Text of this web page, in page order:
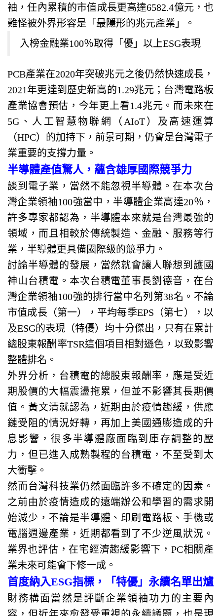
袖，任內累積的市值成長更高達6582.4億元，也
難怪被外界形容是「最隱形的兆元產業」。
入榜金融業100％取得「優」以上ESG表現
PCB產業在2020年突破兆元之後仍然快速成長，
2021年更達到歷史新高的1.29兆元；台灣電路板
產業協會預估，今年更上看1.4兆元。而未來在
5G、人工智慧物聯網（AIoT）及高速運算
（HPC）的加持下，前景可期，仍會是台灣電子
業重要的支撐力量。
半導體產值驚人，蘊含雄厚國際競爭力
談到電子業，當然不能忽視半導體。在本次台
灣企業領袖100強當中，半導體企業高達20％，
許多專家都認為，半導體本來就是台灣最強的
領域，而且相較於傳統製造、金融、服務等行
業，半導體更具備國際級的競爭力。
討論半導體的發展，當然就會讓人聯想到護國
神山台積電。本次台積電董事長劉德音，在台
灣企業領袖100強的排行當中名列第38名。不論
市值成長（第一），平均每季EPS（第七），以
及ESG的表現（特優）均十分傑出，只有在累計
總股東報酬率TSR這個項目相對遜色，以致影響
整體排名。
外界分析，台積電的總股東報酬率，應是受近
期股價的大幅震盪拖累，但並不影響其長期價
值。黃文清就認為，近期由於疫情趨緩，供應
鏈受阻的情況好轉，再加上美國通膨造成的升
息影響，很多半導體廠面臨到庫存調整的壓
力，但已進入成熟製程的台積電，不至受到太
大衝擊。
然而台灣科技業仍然面臨許多不確定的因素。
之前由於疫情造成的遠端辦公和學習的需求開
始減少，不論是半導體、印刷電路板、手機或
電腦週邊產業，近期都看到了不少逆風狀況。
業界也評估，在宅經濟趨緩影響下，PC相關產
業未來可能會下修一成。
首度納入ESG指標，「特優」永續名單出爐
財務構面當然是評斷企業領袖功力的主要內